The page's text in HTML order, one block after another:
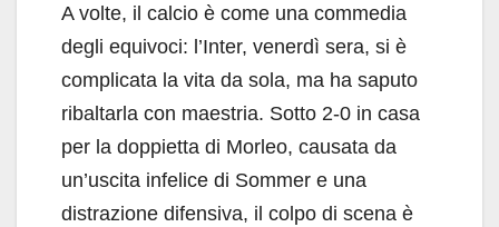
A volte, il calcio è come una commedia
degli equivoci: l’Inter, venerdì sera, si è
complicata la vita da sola, ma ha saputo
ribaltarla con maestria. Sotto 2-0 in casa
per la doppietta di Morleo, causata da
un’uscita infelice di Sommer e una
distrazione difensiva, il colpo di scena è